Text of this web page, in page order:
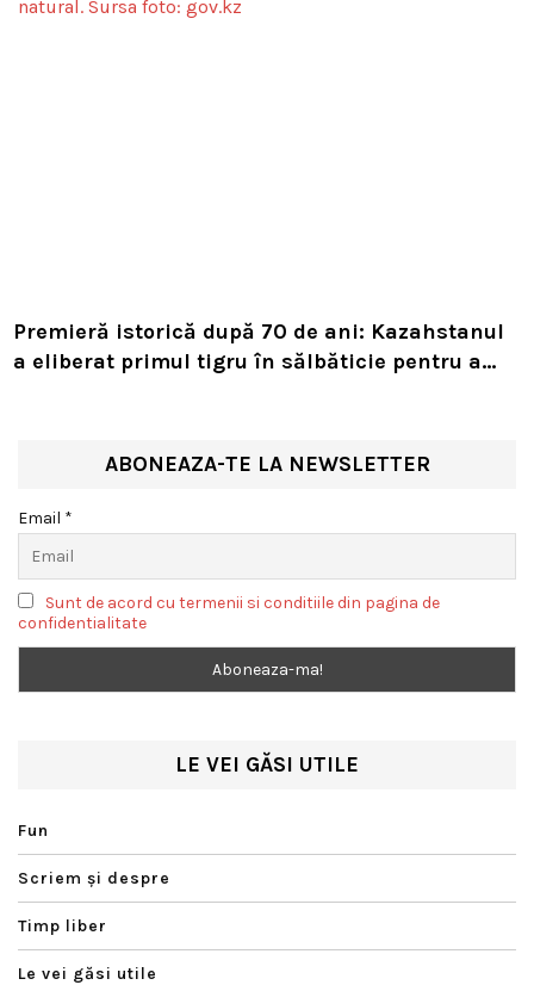
Premieră istorică după 70 de ani: Kazahstanul
a eliberat primul tigru în sălbăticie pentru a
ABONEAZA-TE LA NEWSLETTER
Email *
Sunt de acord cu termenii si conditiile din pagina de
confidentialitate
LE VEI GĂSI UTILE
Fun
Scriem şi despre
Timp liber
Le vei găsi utile